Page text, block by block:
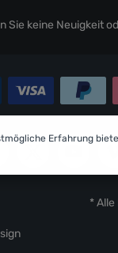
Sie keine Neuigkeit
*
Erfahrung